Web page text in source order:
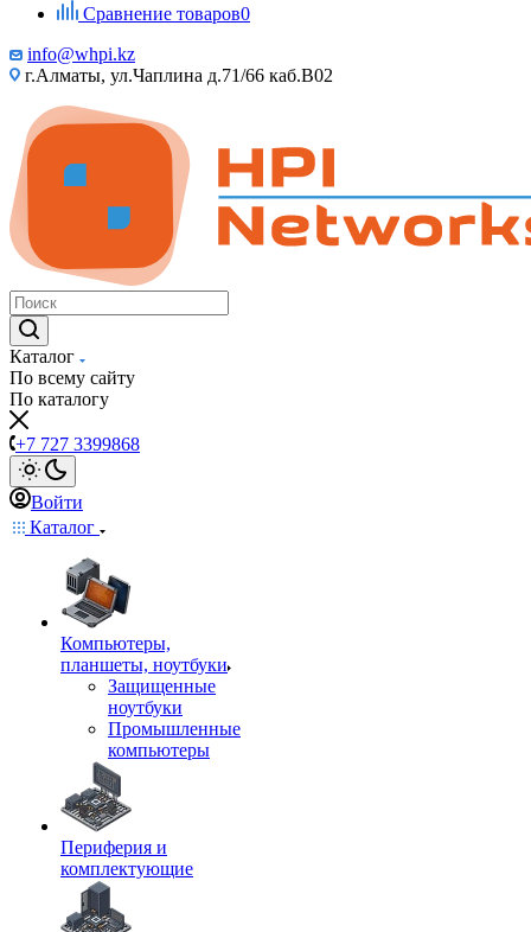
Сравнение товаров0
info@whpi.kz
г.Алматы, ул.Чаплина д.71/66 каб.B02
Каталог
По всему сайту
По каталогу
+7 727 3399868
Войти
Каталог
Компьютеры,
планшеты, ноутбуки
Защищенные
ноутбуки
Промышленные
компьютеры
Периферия и
комплектующие